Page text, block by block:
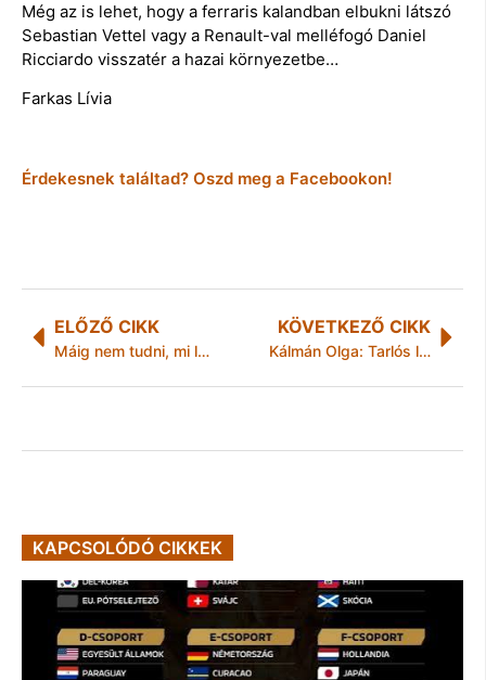
Még az is lehet, hogy a ferraris kalandban elbukni látszó
Sebastian Vettel vagy a Renault-val melléfogó Daniel
Ricciardo visszatér a hazai környezetbe…
Farkas Lívia
Érdekesnek találtad? Oszd meg a Facebookon!
ELŐZŐ CIKK
Máig nem tudni, mi lett a rejtélyes borostyánszoba sorsa
KÖVETKEZŐ CIKK
Kálmán Olga: Tarlós legyőzése után az ellenzéki Isztambul is Budapest testvérvárosa lesz!
KAPCSOLÓDÓ CIKKEK